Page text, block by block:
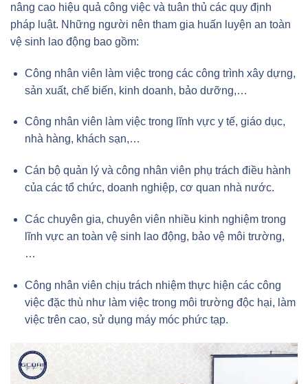
nâng cao hiệu quả công việc và tuân thủ các quy định
pháp luật. Những người nên tham gia huấn luyện an toàn
vệ sinh lao động bao gồm:
Công nhân viên làm việc trong các công trình xây dựng,
sản xuất, chế biến, kinh doanh, bảo dưỡng,…
Công nhân viên làm việc trong lĩnh vực y tế, giáo dục,
nhà hàng, khách sạn,…
Cán bộ quản lý và công nhân viên phụ trách điều hành
của các tổ chức, doanh nghiệp, cơ quan nhà nước.
Các chuyên gia, chuyên viên nhiều kinh nghiệm trong
lĩnh vực an toàn vệ sinh lao động, bảo vệ môi trường,
…
Công nhân viên chịu trách nhiệm thực hiện các công
việc đặc thù như làm việc trong môi trường độc hại, làm
việc trên cao, sử dụng máy móc phức tạp.